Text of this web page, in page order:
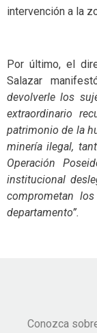
intervención a la
Por último, el
Salazar
devolverle los
extraordinario
patrimonio de la
minería ilegal,
Operación
institucional
comprometan
departamento”.
Conozca